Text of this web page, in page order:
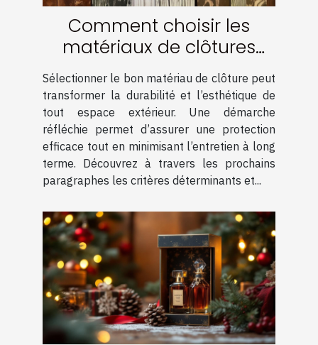
Comment choisir les
matériaux de clôtures
pour une durabilité
optimale ?
Sélectionner le bon matériau de clôture peut
transformer la durabilité et l’esthétique de
tout espace extérieur. Une démarche
réfléchie permet d’assurer une protection
efficace tout en minimisant l’entretien à long
terme. Découvrez à travers les prochains
paragraphes les critères déterminants et...